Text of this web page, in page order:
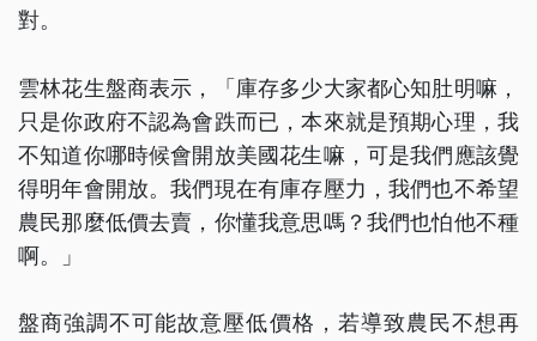
對。
雲林花生盤商表示，「庫存多少大家都心知肚明嘛，
只是你政府不認為會跌而已，本來就是預期心理，我
不知道你哪時候會開放美國花生嘛，可是我們應該覺
得明年會開放。我們現在有庫存壓力，我們也不希望
農民那麼低價去賣，你懂我意思嗎？我們也怕他不種
啊。」
盤商強調不可能故意壓低價格，若導致農民不想再